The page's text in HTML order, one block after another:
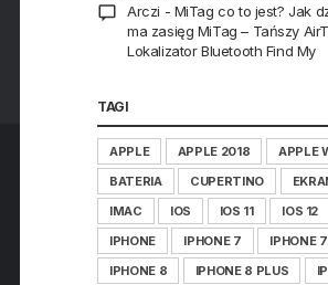
Arczi - MiTag co to jest? Jak
ma zasięg MiTag – Tańszy
Lokalizator Bluetooth Find My
TAGI
APPLE APPLE 2018
APPLE
BATERIA
CUPERTINO
IMAC
IOS IOS 11 IOS 12
IPHONE
IPHONE 7
IPHONE
IPHONE 8
IPHONE 8 PLUS